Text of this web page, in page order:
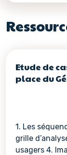
Etude de
place du
1. Les
grille
usagers 4.